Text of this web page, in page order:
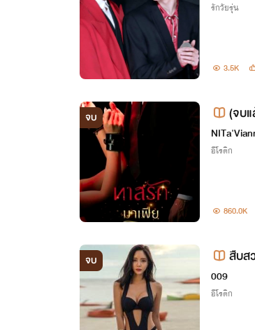
รักวัยรุ่น
3.5K
จบ
(จบ
ด็ก)รอตอ
อีโรติก
860.0K
จบ สืบส
009
อีโรติก